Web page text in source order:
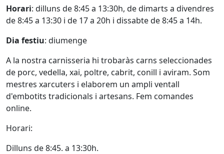
Horari: dilluns de 8:45 a 13:30h, de dimarts a divendres
de 8:45 a 13:30 i de 17 a 20h i dissabte de 8:45 a 14h.
Dia festiu: diumenge
A la nostra carnisseria hi trobaràs carns seleccionades
de porc, vedella, xai, poltre, cabrit, conill i aviram. Som
mestres xarcuters i elaborem un ampli ventall
d'embotits tradicionals i artesans. Fem comandes
online.
Horari:
Dilluns de 8:45. a 13:30h.